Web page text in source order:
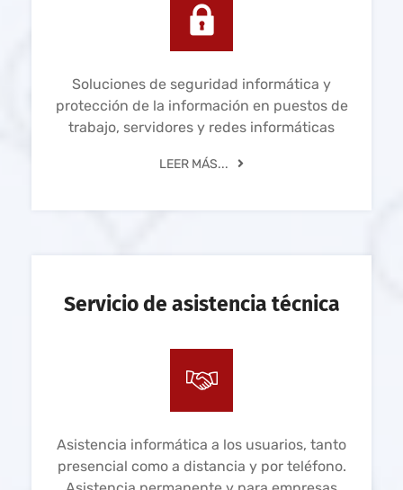
Soluciones de seguridad informática y
protección de la información en puestos de
trabajo, servidores y redes informáticas
LEER MÁS...
Servicio de asistencia técnica
Asistencia informática a los usuarios, tanto
presencial como a distancia y por teléfono.